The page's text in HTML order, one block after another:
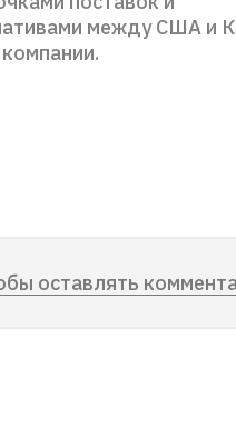
между США и
оставлять